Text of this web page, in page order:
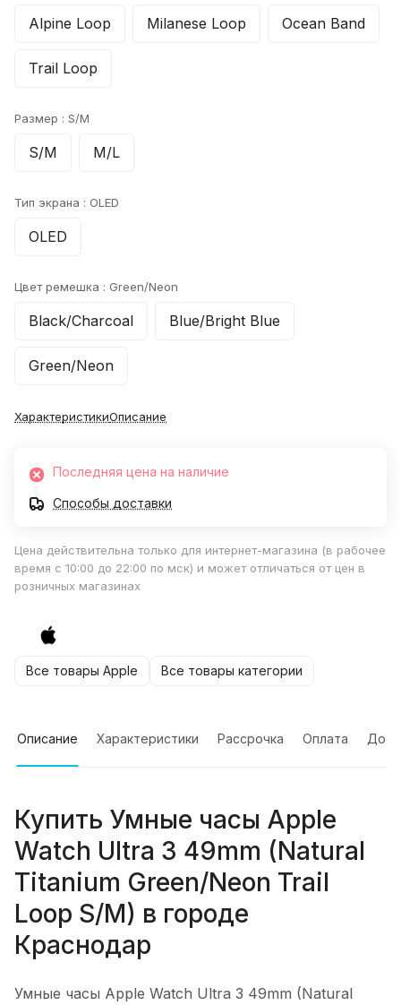
Alpine Loop Milanese Loop Ocean Band
Trail Loop
Размер : S/M
S/M M/L
Тип экрана : OLED
OLED
Цвет ремешка : Green/Neon
Black/Charcoal Blue/Bright Blue
Green/Neon
ХарактеристикиОписание
Последняя цена на наличие
Способы доставки
Цена действительна только для интернет-магазина (в рабочее
время с 10:00 до 22:00 по мск) и может отличаться от цен в
розничных магазинах
Все товары Apple Все товары категории
Описание Характеристики Рассрочка Оплата
Купить Умные часы Apple
Watch Ultra 3 49mm (Natural
Titanium Green/Neon Trail
Loop S/M) в городе
Краснодар
Умные часы Apple Watch Ultra 3 49mm (Natural